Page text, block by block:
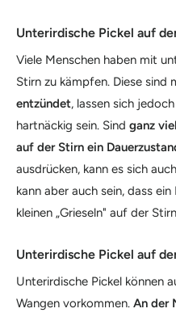
Unterirdische Pickel auf
Viele Menschen haben mit
Stirn zu kämpfen. Diese sind
entzündet, lassen sich
hartnäckig sein. Sind ganz
auf der Stirn ein
ausdrücken, kann es sich
kann aber auch sein, dass
kleinen „Grieseln" auf der
Unterirdische Pickel auf
Unterirdische Pickel können
Wangen vorkommen. An der